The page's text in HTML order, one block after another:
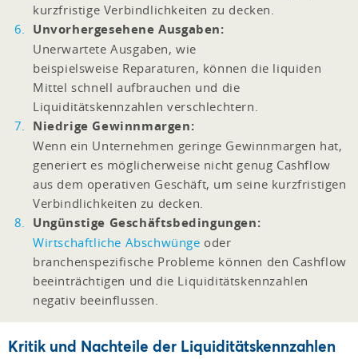
kurzfristige Verbindlichkeiten zu decken.
Unvorhergesehene Ausgaben:
Unerwartete Ausgaben, wie
beispielsweise Reparaturen, können die liquiden
Mittel schnell aufbrauchen und die
Liquiditätskennzahlen verschlechtern.
Niedrige Gewinnmargen:
Wenn ein Unternehmen geringe Gewinnmargen hat,
generiert es möglicherweise nicht genug Cashflow
aus dem operativen Geschäft, um seine kurzfristigen
Verbindlichkeiten zu decken.
Ungünstige Geschäftsbedingungen:
Wirtschaftliche Abschwünge oder
branchenspezifische Probleme können den Cashflow
beeinträchtigen und die Liquiditätskennzahlen
negativ beeinflussen.
Kritik und Nachteile der Liquiditätskennzahlen